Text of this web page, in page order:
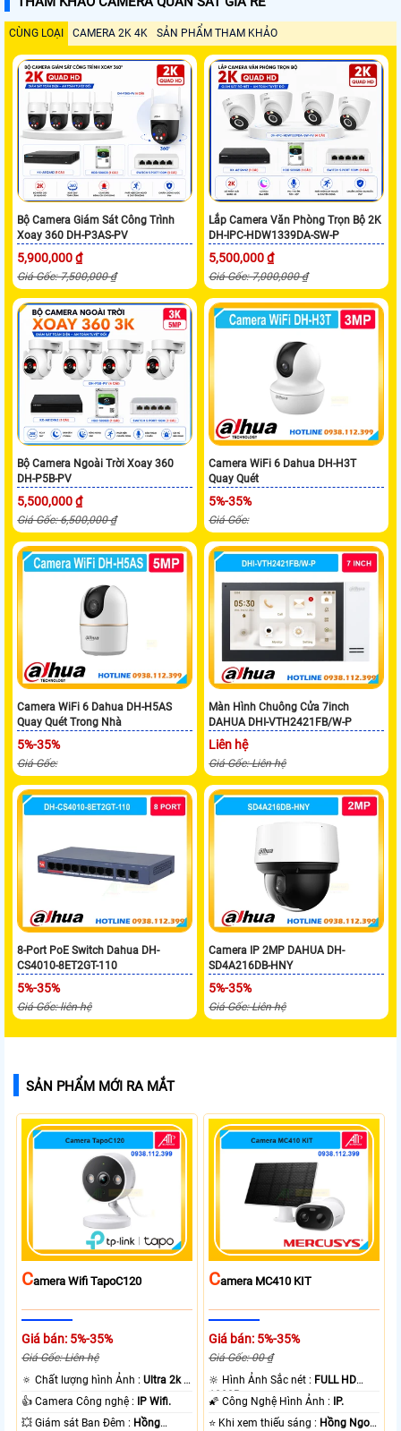
CÙNG LOẠI CAMERA 2K 4K SẢN PHẨM THAM KHẢO
Bộ Camera Giám Sát Công Trình
Xoay 360 DH-P3AS-PV
5,900,000 ₫
Giá Gốc: 7,500,000 ₫
Lắp Camera Văn Phòng Trọn Bộ 2K
DH-IPC-HDW1339DA-SW-P
5,500,000 ₫
Giá Gốc: 7,000,000 ₫
Bộ Camera Ngoài Trời Xoay 360
DH-P5B-PV
5,500,000 ₫
Giá Gốc: 6,500,000 ₫
Camera WiFi 6 Dahua DH-H3T
Quay Quét
5%-35%
Giá Gốc:
Camera WiFi 6 Dahua DH-H5AS
Quay Quét Trong Nhà
5%-35%
Giá Gốc:
Màn Hình Chuông Cửa 7inch
DAHUA DHI-VTH2421FB/W-P
Liên hệ
Giá Gốc: Liên hệ
8-Port PoE Switch Dahua DH-
CS4010-8ET2GT-110
5%-35%
Giá Gốc: liên hệ
Camera IP 2MP DAHUA DH-
SD4A216DB-HNY
5%-35%
Giá Gốc: Liên hệ
SẢN PHẨM MỚI RA MẮT
CAmera Wifi TapoC120
Giá bán: 5%-35%
Giá Gốc: Liên hệ
🔅 Chất lượng hình Ảnh :Ultra 2k +
.
👍 Camera Công nghệ :
IP Wifi.
💥 Giám sát Ban Đêm : Hồng
CAmera MC410 KIT
Giá bán: 5%-35%
Giá Gốc: 00 ₫
🔆 Hình Ảnh Sắc nét : FULL HD
1080P .
🌠 Công Nghệ Hình Ảnh :
IP.
⭐ Khi xem thiếu sáng : Hồng Ngoại